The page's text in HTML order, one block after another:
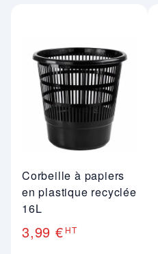
Corbeille à papiers
en plastique recyclée
16L
3,99 € HT